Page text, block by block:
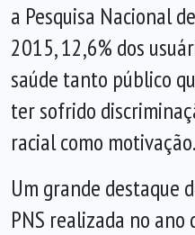
a Pesquisa Nacional
2015, 12,6% dos
saúde tanto público
ter sofrido
racial como motivação.
Um grande destaque
PNS realizada no